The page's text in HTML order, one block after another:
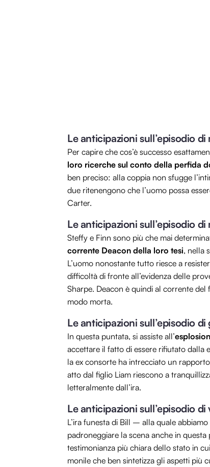
Le anticipazioni sull’episodio
Per capire che cos’è successo
loro ricerche sul conto della perfida
ben preciso: alla coppia non sfugge
due ritenengono che l’uomo possa
Carter.
Le anticipazioni sull’episodio
Steffy e Finn sono più che mai
corrente Deacon della loro tesi, nella
L’uomo nonostante tutto riesce a
difficoltà di fronte all’evidenza delle
Sharpe. Deacon è quindi al corrente
modo morta.
Le anticipazioni sull’episodio
In questa puntata, si assiste all’
accettare il fatto di essere rifiutato dalla
la ex consorte ha intrecciato un
atto dal figlio Liam riescono a
letteralmente dall’ira.
Le anticipazioni sull’episodio
L’ira funesta di Bill – alla quale
padroneggiare la scena anche in
testimonianza più chiara dello stato in
monile che ben sintetizza gli aspetti più